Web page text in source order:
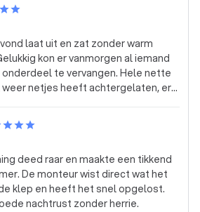
laat uit en zat zonder warm
kon er vanmorgen al iemand
te vervangen. Hele nette
netjes heeft achtergelaten, erg
deed raar en maakte een tikkend
De monteur wist direct wat het
klep en heeft het snel opgelost.
nachtrust zonder herrie.